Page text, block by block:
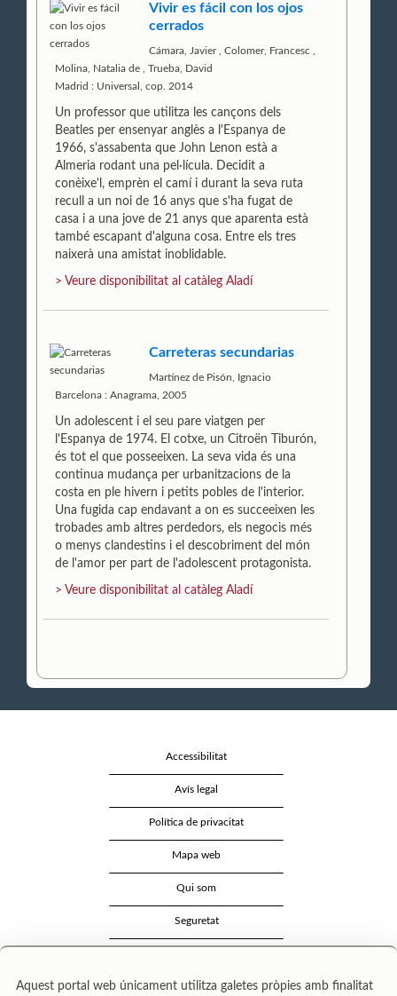
Vivir es fácil con los ojos
cerrados
Cámara, Javier ,Colomer, Francesc
Molina, Natalia de
,Trueba, David
Madrid : Universal, cop. 2014
Un professor que utilitza les cançons dels
Beatles per ensenyar anglès a l'Espanya de
1966, s'assabenta que John Lenon està a
Almeria rodant una pel·lícula. Decidit a
conèixe'l, emprèn el camí i durant la seva ruta
recull a un noi de 16 anys que s'ha fugat de
casa i a una jove de 21 anys que aparenta està
també escapant d'alguna cosa. Entre els tres
naixerà una amistat inoblidable.
> Veure disponibilitat al catàleg Aladí
Carreteras secundarias
Martínez de Pisón, Ignacio
Barcelona : Anagrama, 2005
Un adolescent i el seu pare viatgen per
l'Espanya de 1974. El cotxe, un Citroën Tiburón,
és tot el que posseeixen. La seva vida és una
continua mudança per urbanitzacions de la
costa en ple hivern i petits pobles de l'interior.
Una fugida cap endavant a on es succeeixen les
trobades amb altres perdedors, els negocis més
o menys clandestins i el descobriment del món
de l'amor per part de l'adolescent protagonista.
> Veure disponibilitat al catàleg Aladí
Accessibilitat
Avís legal
Política de privacitat
Mapa web
Qui som
Seguretat
Aquest portal web únicament utilitza galetes pròpies amb finalitat